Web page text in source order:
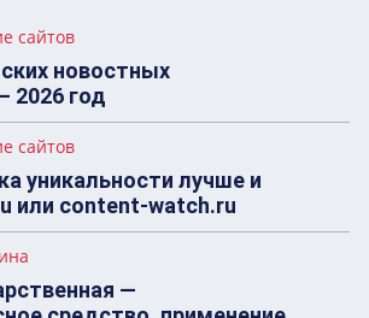
сайтов
новостных
2026 год
сайтов
уникальности лучше и
или content-watch.ru
—